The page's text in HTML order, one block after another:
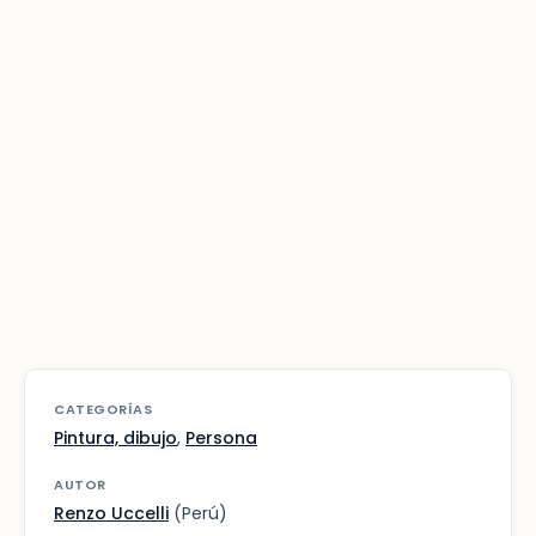
CATEGORÍAS
Pintura, dibujo, Persona
AUTOR
Renzo Uccelli (Perú)